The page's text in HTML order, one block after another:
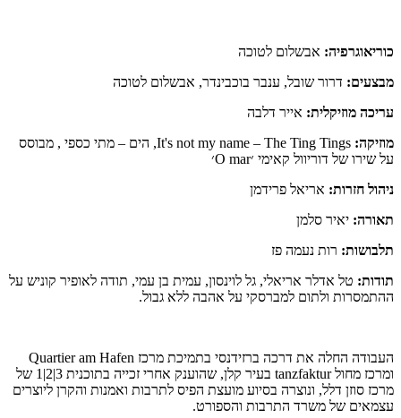
כוריאוגרפיה: אבשלום לטוכה
מבצעים: דרור שובל, ענבר בוכבינדר, אבשלום לטוכה
עריכה מוזיקלית: אייר דלבה
מוזיקה:
הים – מתי כספי , מבוסס
על שירו של דוריוול קאימי ׳O mar׳
ניהול חזרות: אריאל פרידמן
תאורה: יאיר סלמן
תלבושות: רות נעמה פז
תודות: טל אדלר אריאלי, גל לוינסון, עמית בן עמי, תודה לאופיר קוניש על
ההתמסרות ולתום למברסקי על אהבה ללא גבול.
העבודה החלה את דרכה ברזידנסי בתמיכת מרכז Quartier am Hafen
ומרכז מחול tanzfaktur בעיר קלן, שהוענק אחרי זכייה בתוכנית 3|2|1 של
מרכז סוזן דלל, ונוצרה בסיוע מועצת הפיס לתרבות ואמנות והקרן ליוצרים
עצמאים של משרד התרבות והספורט.